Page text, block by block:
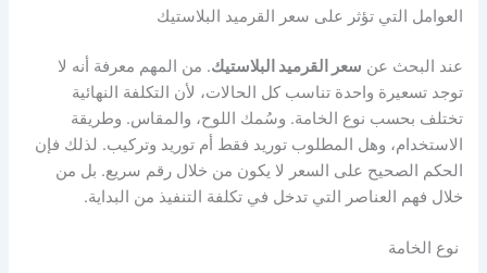
العوامل التي تؤثر على سعر القرميد البلاستيك
عند البحث عن سعر القرميد البلاستيك. من المهم معرفة أنه لا
توجد تسعيرة واحدة تناسب كل الحالات، لأن التكلفة النهائية
تختلف بحسب نوع الخامة. وسُمك اللوح، والمقاس. وطريقة
الاستخدام، وهل المطلوب توريد فقط أم توريد وتركيب. لذلك فإن
الحكم الصحيح على السعر لا يكون من خلال رقم سريع. بل من
خلال فهم العناصر التي تدخل في تكلفة التنفيذ من البداية.
نوع الخامة